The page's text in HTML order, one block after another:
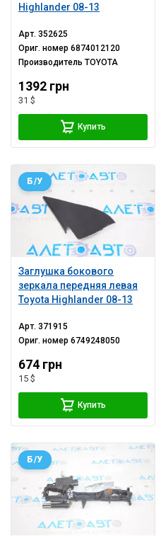
Highlander 08-13
Арт.352625
Ориг. номер6874012120
ПроизводительTOYOTA
1392 грн
31 $
Купить
Заглушка бокового
зеркала передняя левая
Toyota Highlander 08-13
Б/У
Арт.371915
Ориг. номер6749248050
674 грн
15 $
Купить
Б/У